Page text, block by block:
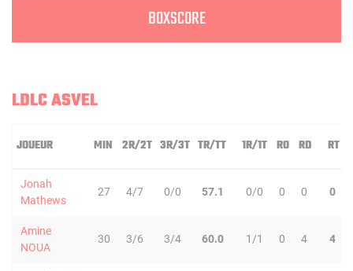
BOXSCORE
LDLC ASVEL
JOUEUR MIN 2R/2T 3R/3T TR/TT 1R/1T RO RD RT
Jonah
Mathews
27 4/7 0/0 57.1 0/0 0 0 0
Amine
NOUA
30 3/6 3/4 60.0 1/1 0 4 4